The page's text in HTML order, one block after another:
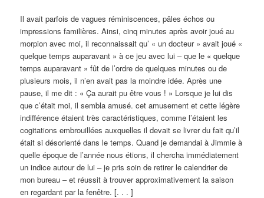
Il avait parfois de vagues réminiscences, pâles échos ou
impressions familières. Ainsi, cinq minutes après avoir joué au
morpion avec moi, il reconnaissait qu’ « un docteur » avait joué «
quelque temps auparavant » à ce jeu avec lui – que le « quelque
temps auparavant » fût de l’ordre de quelques minutes ou de
plusieurs mois, il n’en avait pas la moindre idée. Après une
pause, il me dit : « Ça aurait pu être vous ! » Lorsque je lui dis
que c’était moi, il sembla amusé. cet amusement et cette légère
indifférence étaient très caractéristiques, comme l’étaient les
cogitations embrouillées auxquelles il devait se livrer du fait qu’il
était si désorienté dans le temps. Quand je demandai à Jimmie à
quelle époque de l’année nous étions, il chercha immédiatement
un indice autour de lui – je pris soin de retirer le calendrier de
mon bureau – et réussit à trouver approximativement la saison
en regardant par la fenêtre. [. . . ]